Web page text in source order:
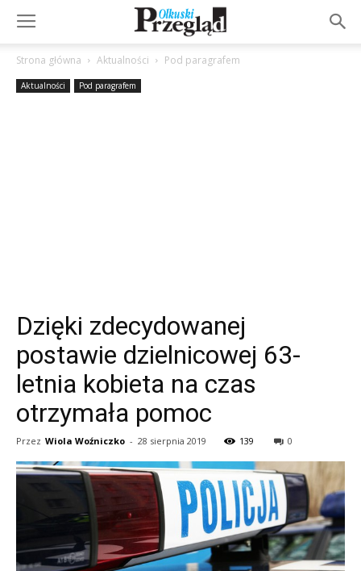
Strona główna Aktualności Pod paragrafem
Aktualności Pod paragrafem
Dzięki zdecydowanej
postawie dzielnicowej 63-
letnia kobieta na czas
otrzymała pomoc
Przez Wiola Woźniczko - 28 sierpnia 2019 139 0